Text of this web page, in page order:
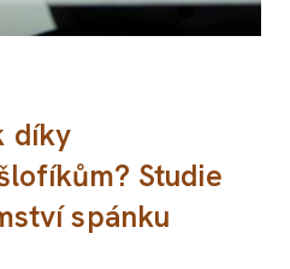
díky
Studie
spánku